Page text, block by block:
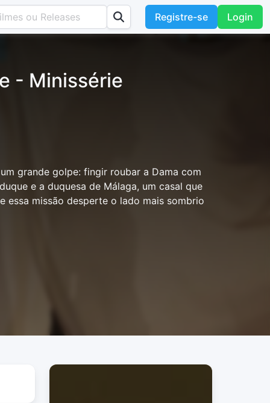
Registre-se Login
- Minissérie
grande golpe: fingir roubar a Dama com
e a duquesa de Málaga, um casal que
essa missão desperte o lado mais sombrio